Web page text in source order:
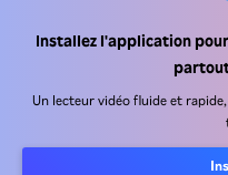
Installez l'application
Un lecteur vidéo fluide et
Centre d'assistance